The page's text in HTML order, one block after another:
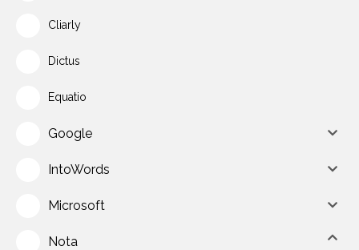
Cliarly
Dictus
Equatio
Google
IntoWords
Microsoft
Nota